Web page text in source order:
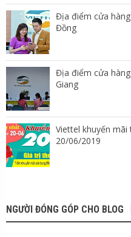
Địa điểm cửa
Đồng
Địa điểm cửa
Giang
Viettel khuyến
20/06/2019
NGƯỜI ĐÓNG GÓP CHO BLOG